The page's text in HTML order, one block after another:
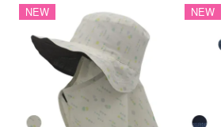
NEW NEW